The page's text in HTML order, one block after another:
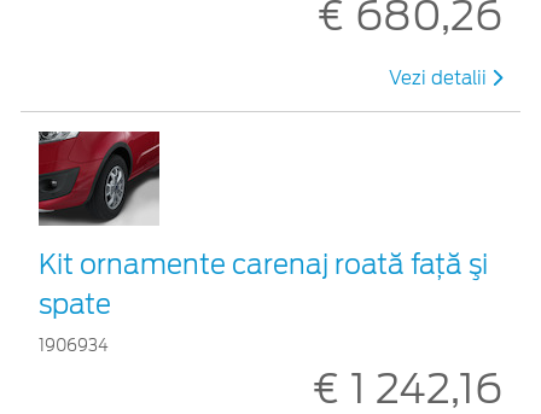
€ 680,26
Vezi detalii
Kit ornamente carenaj roată faţă şi
spate
1906934
€ 1 242,16